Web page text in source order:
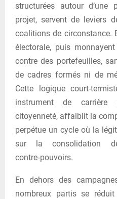
structurées autour d’une
projet, servent de leviers
coalitions de circonstance.
électorale, puis
contre des portefeuilles,
de cadres formés ni de
Cette logique court-
instrument de carrière
citoyenneté, affaiblit la
perpétue un cycle où la
sur la consolidation
contre‑pouvoirs.
En dehors des
nombreux partis se